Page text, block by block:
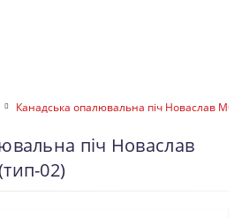
Канадська опалювальна піч Новаслав
піч Новаслав
02)